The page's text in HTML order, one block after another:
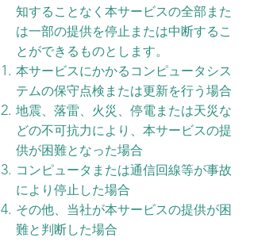
知することなく本サービスの全部また
は一部の提供を停止または中断するこ
とができるものとします。
本サービスにかかるコンピュータシス
テムの保守点検または更新を行う場合
地震、落雷、火災、停電または天災な
どの不可抗力により、本サービスの提
供が困難となった場合
コンピュータまたは通信回線等が事故
により停止した場合
その他、当社が本サービスの提供が困
難と判断した場合